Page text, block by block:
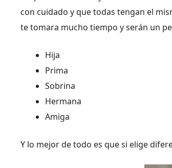
con cuidado y que todas tengan el
te tomara mucho tiempo y serán un
Hija
Prima
Sobrina
Hermana
Amiga
Y lo mejor de todo es que si elige